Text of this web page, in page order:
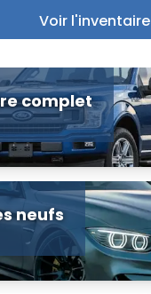
Voir l'inventaire
complet
neufs